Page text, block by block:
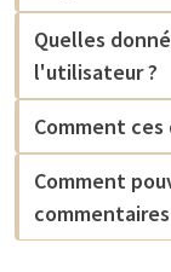
Quelles
l'utilisateur ?
Comment
Comment